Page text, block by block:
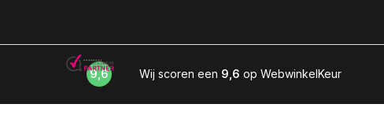
9,6 Wij scoren een 9,6 op WebwinkelKeur